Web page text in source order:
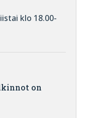
klo 18.00-
on